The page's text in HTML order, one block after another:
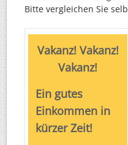
Bitte vergleichen Sie
Vakanz! Vakanz!
Vakanz!
Ein gutes
Einkommen in
kürzer Zeit!